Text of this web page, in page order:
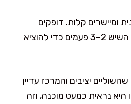
ומיישרים קלות. דופקים
בעדינות את התבנית על השיש 2–3 פעמים כדי להוציא
דק' עד שהשוליים יציבים והמרכז עדיין
נראית כמעט מוכנה, וזה